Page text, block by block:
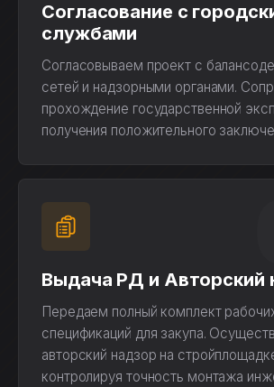
Согласование с
службами
Согласовываем проект с
сетей и надзорными органами.
прохождение государственной
получения положительного
Выдача РД и Авторский
Передаем полный комплект
спецификаций для закупа.
авторский надзор на
контролируя точность монтажа